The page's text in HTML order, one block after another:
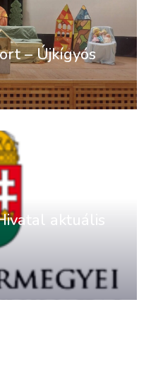
– Újkígyós
aktuális